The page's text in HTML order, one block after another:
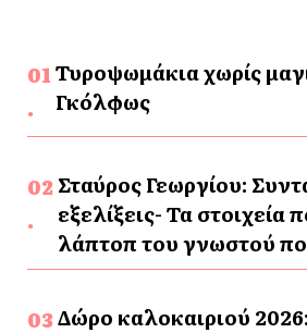
Τυροψωμάκια χωρίς
Γκόλφως
Σταύρος Γεωργίου:
εξελίξεις- Τα στοιχεία
λάπτοπ του γνωστού
Δώρο καλοκαιριού